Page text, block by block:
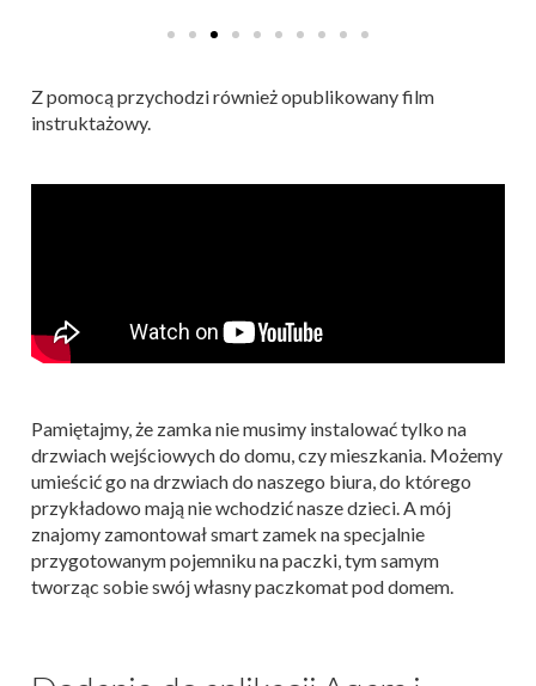
Z pomocą przychodzi również opublikowany film
instruktażowy.
Pamiętajmy, że zamka nie musimy instalować tylko na
drzwiach wejściowych do domu, czy mieszkania. Możemy
umieścić go na drzwiach do naszego biura, do którego
przykładowo mają nie wchodzić nasze dzieci. A mój
znajomy zamontował smart zamek na specjalnie
przygotowanym pojemniku na paczki, tym samym
tworząc sobie swój własny paczkomat pod domem.